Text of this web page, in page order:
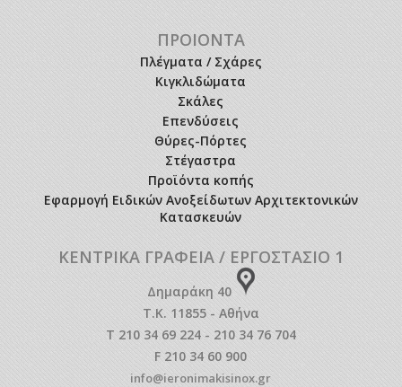
ΠΡΟΙΟΝΤΑ
Πλέγματα / Σχάρες
Κιγκλιδώματα
Σκάλες
Επενδύσεις
Θύρες-Πόρτες
Στέγαστρα
Προϊόντα κοπής
Εφαρμογή Ειδικών Ανοξείδωτων Αρχιτεκτονικών
Κατασκευών
ΚΕΝΤΡΙΚΑ ΓΡΑΦΕΙΑ / ΕΡΓΟΣΤΑΣΙΟ 1
Δημαράκη 40
Τ.Κ. 11855 - Αθήνα
T 210 34 69 224 - 210 34 76 704
F 210 34 60 900
info@ieronimakisinox.gr